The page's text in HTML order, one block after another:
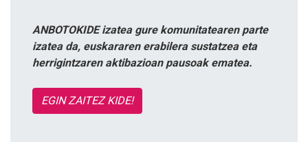
ANBOTOKIDE izatea gure komunitatearen parte
izatea da, euskararen erabilera sustatzea eta
herrigintzaren aktibazioan pausoak ematea.
EGIN ZAITEZ KIDE!